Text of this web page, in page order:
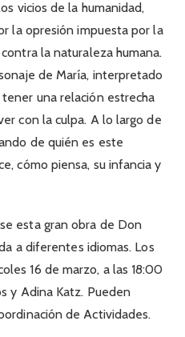
vicios de la humanidad,
la opresión impuesta por la
la naturaleza humana.
de María, interpretado
una relación estrecha
con la culpa. A lo largo de
de quién es este
cómo piensa, su infancia y
esta gran obra de Don
a diferentes idiomas. Los
16 de marzo, a las 18:00
y Adina Katz. Pueden
de Actividades.